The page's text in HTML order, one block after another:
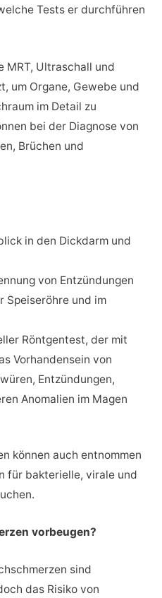
Tests er durchführen
MRT, Ultraschall und
um Organe, Gewebe und
im Detail zu
bei der Diagnose von
Brüchen und
in den Dickdarm und
von Entzündungen
Speiseröhre und im
Röntgentest, der mit
Vorhandensein von
Entzündungen,
Anomalien im Magen
können auch entnommen
für bakterielle, virale und
vorbeugen?
sind
das Risiko von